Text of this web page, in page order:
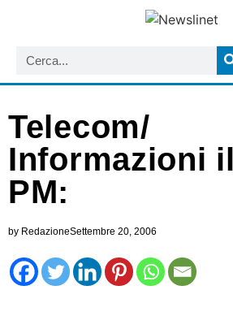
Telecom/
Informazioni
PM:
by RedazioneSettembre 20, 2006